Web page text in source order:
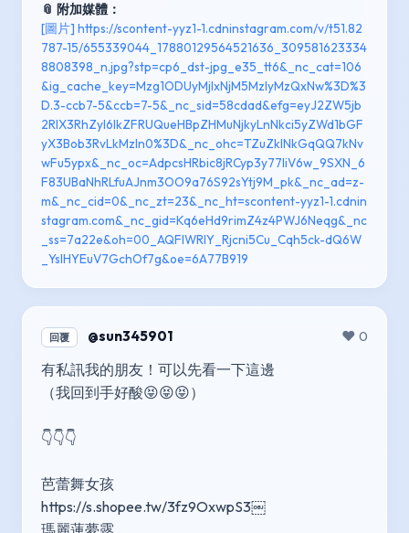
📎 附加媒體：
[圖片] https://scontent-yyz1-1.cdninstagram.com/v/t51.82
787-15/655339044_17880129564521636_309581623334
8808398_n.jpg?stp=cp6_dst-jpg_e35_tt6&_nc_cat=106
&ig_cache_key=Mzg1ODUyMjIxNjM5MzIyMzQxNw%3D%3
D.3-ccb7-5&ccb=7-5&_nc_sid=58cdad&efg=eyJ2ZW5jb
2RlX3RhZyI6IkZFRUQueHBpZHMuNjkyLnNkci5yZWd1bGF
yX3Bob3RvLkMzIn0%3D&_nc_ohc=TZuZkINkGqQQ7kNv
wFu5ypx&_nc_oc=AdpcsHRbic8jRCyp3y77IiV6w_9SXN_6
F83UBaNhRLfuAJnm3OO9a76S92sYtj9M_pk&_nc_ad=z-
m&_nc_cid=0&_nc_zt=23&_nc_ht=scontent-yyz1-1.cdnin
stagram.com&_nc_gid=Kq6eHd9rimZ4z4PWJ6Neqg&_nc
_ss=7a22e&oh=00_AQFlWRIY_Rjcni5Cu_Cqh5ck-dQ6W
_YsIHYEuV7GchOf7g&oe=6A77B919
回覆 @sun345901 ❤️ 0
有私訊我的朋友！可以先看一下這邊
（我回到手好酸😝😝😝）
👇👇👇
芭蕾舞女孩
https://s.shopee.tw/3fz9OxwpS3￼
瑪麗蓮夢露